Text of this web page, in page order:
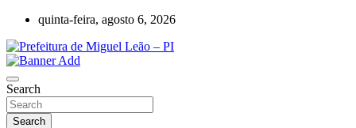
Skip
content
quinta-feira, agosto 6, 2026
Prefeitura de Miguel Leão – PI
Search
Search